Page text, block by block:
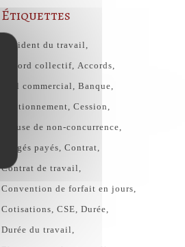
Étiquettes
Accident du travail
Accord collectif Accords
Bail commercial
Banque
Cautionnement Cession
Clause de non-concurrence
congés payés Contrat
Contrat de travail
Convention de forfait en jours
Cotisations CSE Durée
Durée du travail